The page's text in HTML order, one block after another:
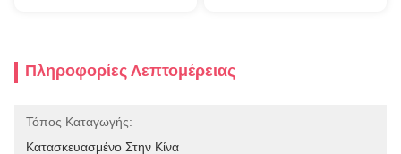
Πληροφορίες Λεπτομέρειας
Τόπος Καταγωγής:
Κατασκευασμένο Στην Κίνα